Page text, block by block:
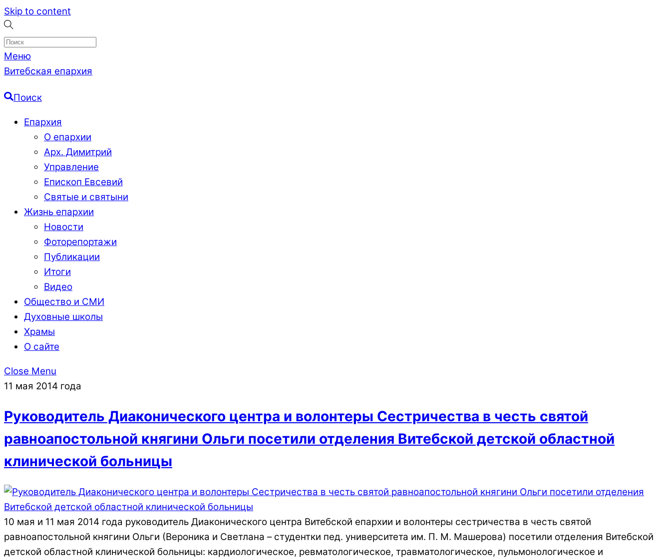
Skip to content
Меню
Витебская епархия
Поиск
Епархия
О епархии
Арх. Димитрий
Управление
Епископ Евсевий
Святые и святыни
Жизнь епархии
Новости
Фоторепортажи
Публикации
Итоги
Видео
Общество и СМИ
Духовные школы
Храмы
О сайте
Close Menu
11 мая 2014 года
Руководитель Диаконического центра и волонтеры Сестричества в честь святой
равноапостольной княгини Ольги посетили отделения Витебской детской областной
клинической больницы
10 мая и 11 мая 2014 года руководитель Диаконического центра Витебской епархии и волонтеры сестричества в честь святой
равноапостольной княгини Ольги (Вероника и Светлана – студентки пед. университета им. П. М. Машерова) посетили отделения Витебской
детской областной клинической больницы: кардиологическое, ревматологическое, травматологическое, пульмонологическое и